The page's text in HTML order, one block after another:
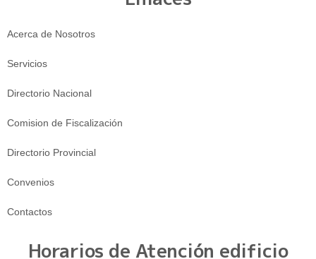
Acerca de Nosotros
Servicios
Directorio Nacional
Comision de Fiscalización
Directorio Provincial
Convenios
Contactos
Horarios de Atención edificio